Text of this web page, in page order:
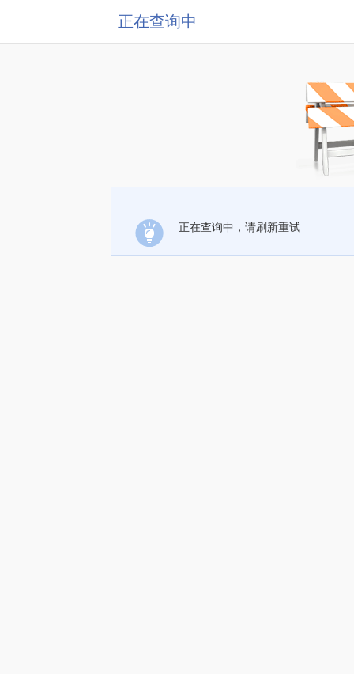
正在查询中
正在查询中，请刷新重试